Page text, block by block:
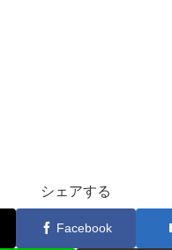
シェアする
Facebook